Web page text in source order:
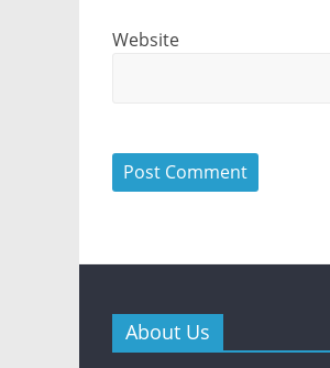
Website
About Us